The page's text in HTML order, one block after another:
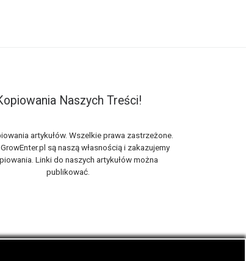
Naszych Treści!
artykułów. Wszelkie prawa zastrzeżone.
są naszą własnością i zakazujemy
Linki do naszych artykułów można
publikować.